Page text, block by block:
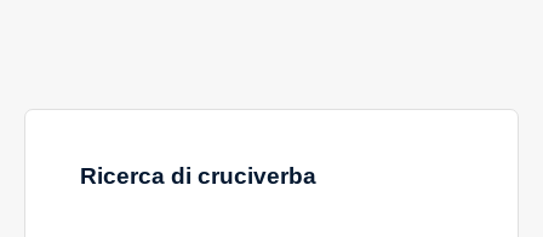
Ricerca di cruciverba